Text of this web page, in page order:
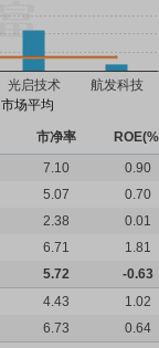
市场平均
市净率
7.10
0.90
5.07
0.70
2.38
0.01
6.71
1.81
5.72
-0.63
4.43
1.02
6.73 0.64